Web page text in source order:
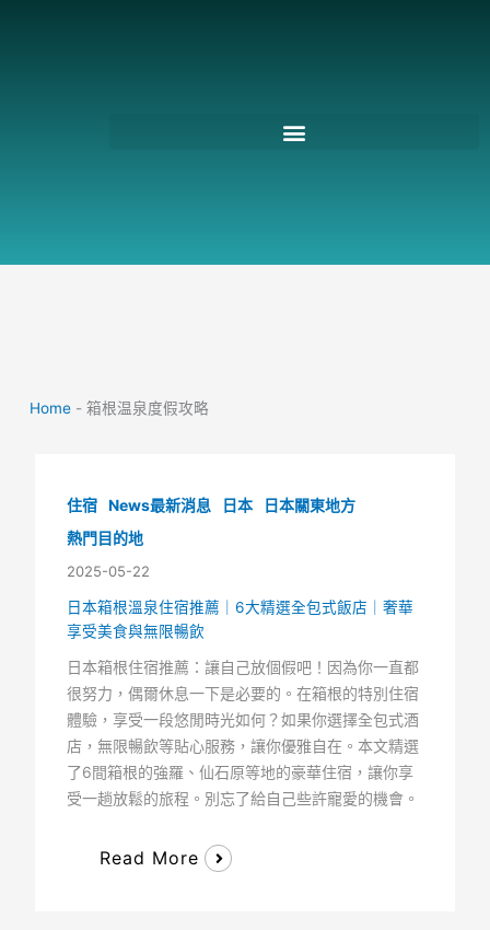
Home -箱根温泉度假攻略
住宿 News最新消息 日本
日本關東地方
熱門目的地
2025-05-22
日本箱根溫泉住宿推薦｜6大精選全包式飯店｜奢華
享受美食與無限暢飲
日本箱根住宿推薦：讓自己放個假吧！因為你一直都
很努力，偶爾休息一下是必要的。在箱根的特別住宿
體驗，享受一段悠閒時光如何？如果你選擇全包式酒
店，無限暢飲等貼心服務，讓你優雅自在。本文精選
了6間箱根的強羅、仙石原等地的豪華住宿，讓你享
受一趟放鬆的旅程。別忘了給自己些許寵愛的機會。
Read More